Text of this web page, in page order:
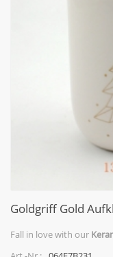
Goldgriff Gold
Fall in love with our